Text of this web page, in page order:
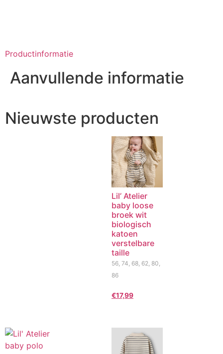
Productinformatie
Aanvullende informatie
Nieuwste producten
Lil’ Atelier
baby loose
broek wit
biologisch
katoen
verstelbare
taille
56, 74, 68, 62, 80,
86
€17,99